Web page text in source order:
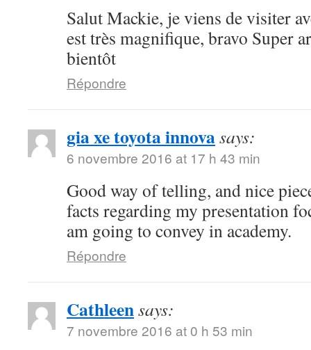
Salut Mackie, je viens de visiter
est très magnifique, bravo Super
bientôt
Répondre
gia xe toyota innovasays:
6 novembre 2016 at 17 h 43 min
Good way of telling, and nice
facts regarding my presentation
am going to convey in academy.
Répondre
Cathleensays:
7 novembre 2016 at 0 h 53 min